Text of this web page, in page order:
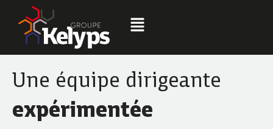
Une équipe dirigeante
expérimentée